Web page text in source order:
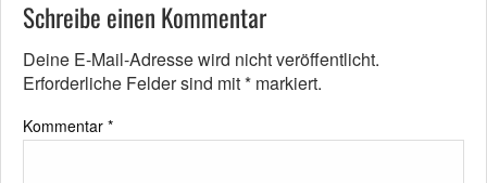
Schreibe einen Kommentar
Deine E-Mail-Adresse wird nicht veröffentlicht.
Erforderliche Felder sind mit* markiert.
Kommentar *